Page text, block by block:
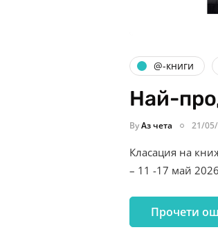
@-книги
Най-
ByАз чета 21/
Класация на
– 11 -17 май
Прочети